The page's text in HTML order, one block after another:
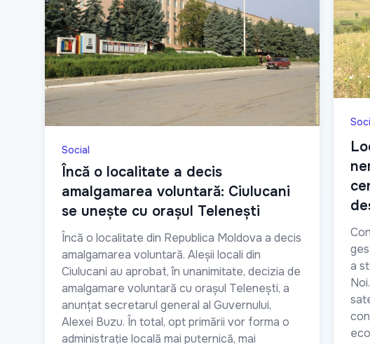
Social
Încă o localitate a decis
amalgamarea voluntară: Ciulucani
se unește cu orașul Telenești
Încă o localitate din Republica Moldova a decis
amalgamarea voluntară. Aleșii locali din
Ciulucani au aprobat, în unanimitate, decizia de
amalgamare voluntară cu orașul Telenești, a
anunțat secretarul general al Guvernului,
Alexei Buzu. În total, opt primării vor forma o
administrație locală mai puternică, mai
a